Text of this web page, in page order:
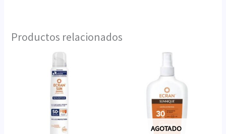
Productos relacionados
AGOTADO